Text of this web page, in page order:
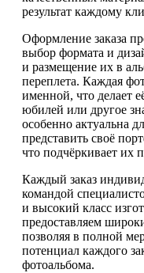
результат каждому
Оформление заказа
выбор формата и
и размещение их в
переплета. Каждая
именной, что делает
юбилей или другое
особенно актуальна
представить своё
что подчёркивает их
Каждый заказ
командой
и высокий класс
предоставляем
позволяя в полной
потенциал каждого
фотоальбома.